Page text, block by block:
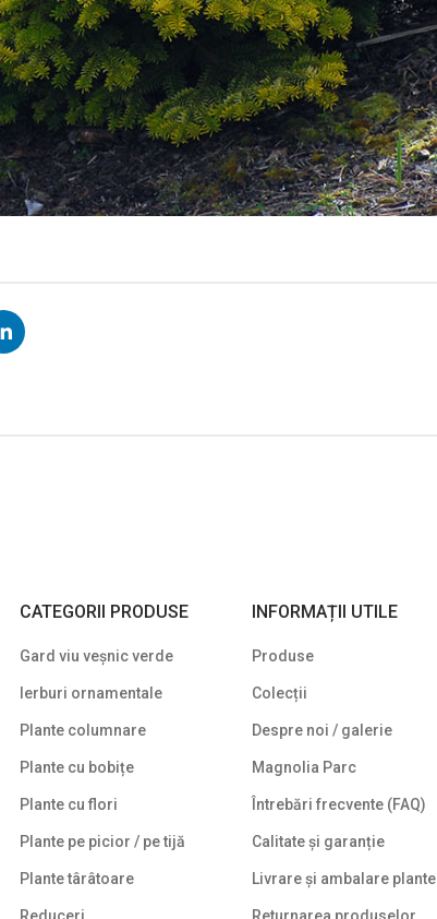
CATEGORII PRODUSE
Gard viu veșnic verde
Ierburi ornamentale
Plante columnare
Plante cu bobițe
Plante cu flori
Plante pe picior / pe tijă
Plante târâtoare
Reduceri
INFORMAȚII UTILE
Produse
Colecții
Despre noi / galerie
Magnolia Parc
Întrebări frecvente (FAQ)
Calitate și garanție
Livrare și ambalare plante
Returnarea produselor